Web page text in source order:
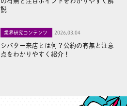
説
業界研究コンテンツ 2026,03,04
シバター来店とは何？公約の有無と注意
点をわかりやすく紹介！